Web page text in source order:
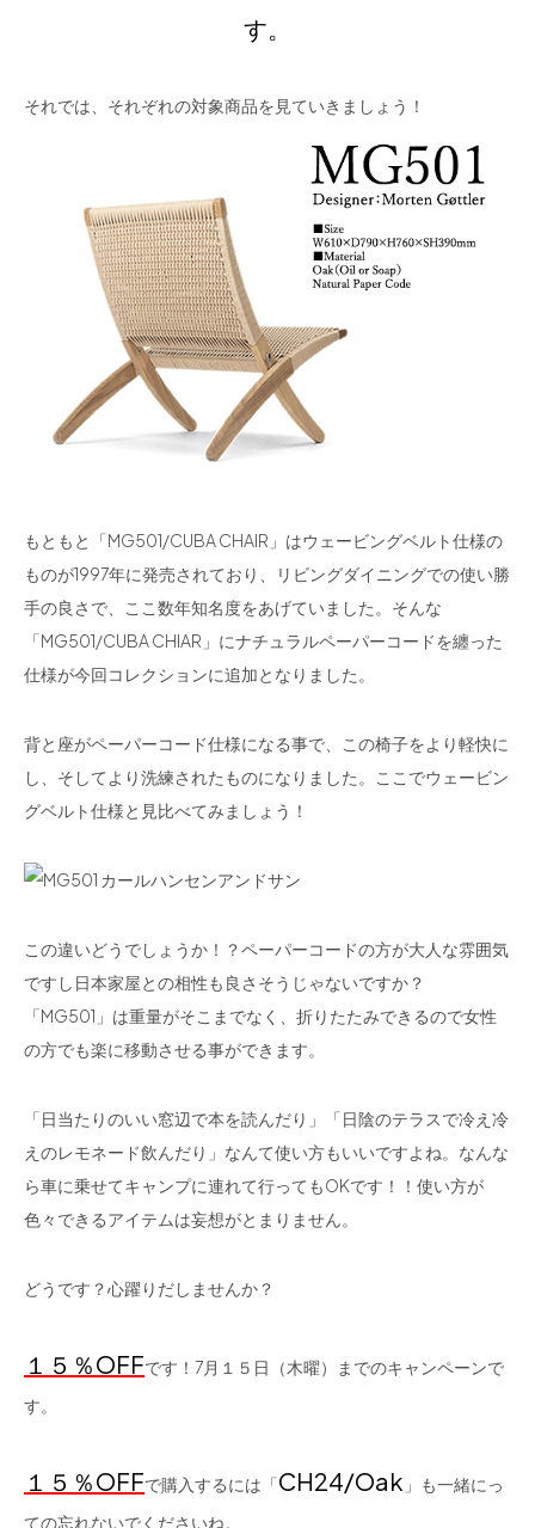
す。
それでは、それぞれの対象商品を見ていきましょう！
もともと「MG501/CUBA CHAIR」はウェービングベルト仕様の
ものが1997年に発売されており、リビングダイニングでの使い勝
手の良さで、ここ数年知名度をあげていました。そんな
「MG501/CUBA CHIAR」にナチュラルペーパーコードを纏った
仕様が今回コレクションに追加となりました。
背と座がペーパーコード仕様になる事で、この椅子をより軽快に
し、そしてより洗練されたものになりました。ここでウェービン
グベルト仕様と見比べてみましょう！
この違いどうでしょうか！？ペーパーコードの方が大人な雰囲気
ですし日本家屋との相性も良さそうじゃないですか？
「MG501」は重量がそこまでなく、折りたたみできるので女性
の方でも楽に移動させる事ができます。
「日当たりのいい窓辺で本を読んだり」「日陰のテラスで冷え冷
えのレモネード飲んだり」なんて使い方もいいですよね。なんな
ら車に乗せてキャンプに連れて行ってもOKです！！使い方が
色々できるアイテムは妄想がとまりません。
どうです？心躍りだしませんか？
１５％OFFです！7月１５日（木曜）までのキャンペーンで
す。
１５％OFFで購入するには「CH24/Oak 」も一緒にっ
ての忘れないでくださいね。